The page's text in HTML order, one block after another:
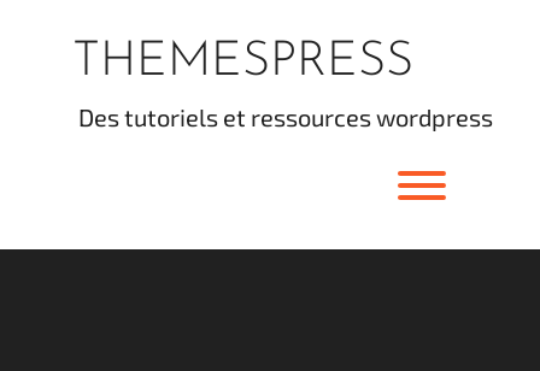
THEMESPRESS
des tutoriels et ressources wordpress